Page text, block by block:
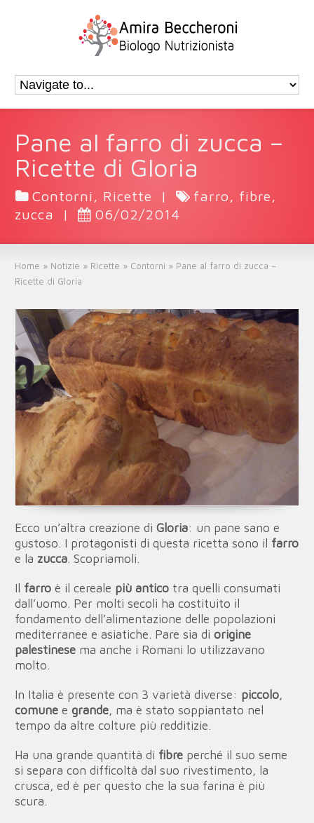
Pane al farro di zucca –
Ricette di Gloria
Contorni , Ricette | farro, fibre,
zucca
| 06/02/2014
Home » Notizie » Ricette » Contorni » Pane al farro di zucca –
Ricette di Gloria
Ecco un’altra creazione diGloria: un pane sano e
gustoso. I protagonisti di questa ricetta sono il farro
e la zucca. Scopriamoli.
Il farro è il cereale più antico tra quelli consumati
dall’uomo. Per molti secoli ha costituito il
fondamento dell’alimentazione delle popolazioni
mediterranee e asiatiche. Pare sia diorigine
palestinese ma anche i Romani lo utilizzavano
molto.
In Italia è presente con 3 varietà diverse: piccolo,
comune egrande, ma è stato soppiantato nel
tempo da altre colture più redditizie.
Ha una grande quantità di fibre perché il suo seme
si separa con difficoltà dal suo rivestimento, la
crusca, ed è per questo che la sua farina è più
scura.